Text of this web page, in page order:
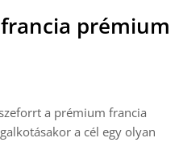
prémium
a prémium francia
a cél egy olyan